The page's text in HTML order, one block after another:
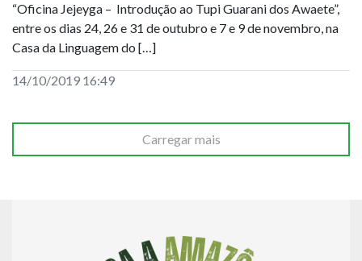
“Oficina Jejeyga – Introdução ao Tupi Guarani dos Awaete”,
entre os dias 24, 26 e 31 de outubro e 7 e 9 de novembro, na
Casa da Linguagem do […]
14/10/2019 16:49
Carregar mais